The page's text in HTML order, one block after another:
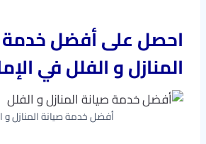
احصل علىأفضل خدمة
المنازل و الفلل في
أفضل خدمة صيانة المنازل و